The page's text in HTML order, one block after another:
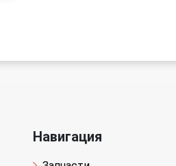
Навигация